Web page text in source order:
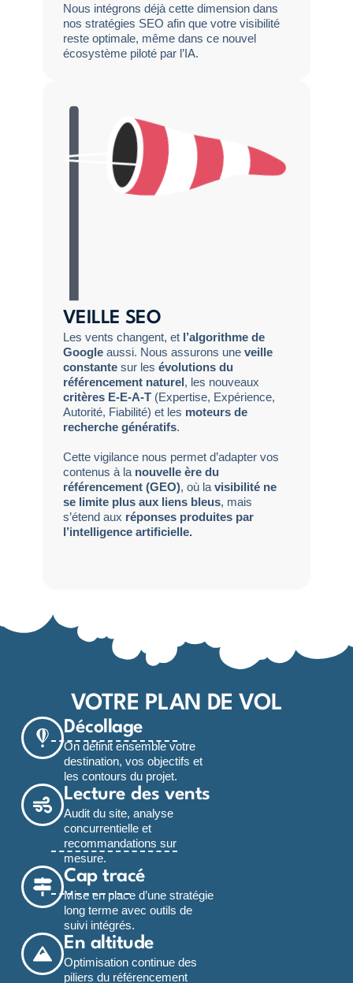
Nous intégrons déjà cette dimension dans
nos stratégies SEO afin que votre visibilité
reste optimale, même dans ce nouvel
écosystème piloté par l’IA.
VEILLE SEO
Les vents changent, et l’algorithme de
Googleaussi. Nous assurons une veille
constantesur les évolutions du
référencement naturel, les nouveaux
critères E-E-A-T(Expertise, Expérience,
Autorité, Fiabilité) et les moteurs de
recherche génératifs.
Cette vigilance nous permet d’adapter vos
contenus à la nouvelle ère du
référencement (GEO), où la visibilité ne
se limite plus aux liens bleus, mais
s’étend aux réponses produites par
l’intelligence artificielle.
VOTRE PLAN DE VOL
Décollage
On définit ensemble votre
destination, vos objectifs et
les contours du projet.
Lecture des vents
Audit du site, analyse
concurrentielle et
recommandations sur
mesure.
Cap tracé
Mise en place d’une stratégie
long terme avec outils de
suivi intégrés.
En altitude
Optimisation continue des
piliers du référencement